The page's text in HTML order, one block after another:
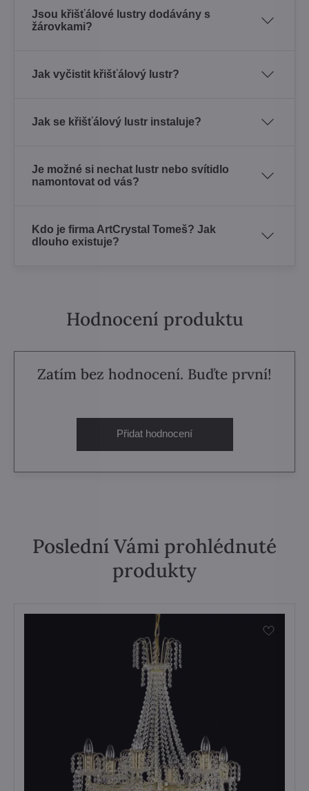
Jsou křišťálové lustry dodávány s
žárovkami?
Jak vyčistit křišťálový lustr?
Jak se křišťálový lustr instaluje?
Je možné si nechat lustr nebo svítidlo
namontovat od vás?
Kdo je firma ArtCrystal Tomeš? Jak
dlouho existuje?
Hodnocení produktu
Zatím bez hodnocení. Buďte první!
Přidat hodnocení
Poslední Vámi prohlédnuté
produkty